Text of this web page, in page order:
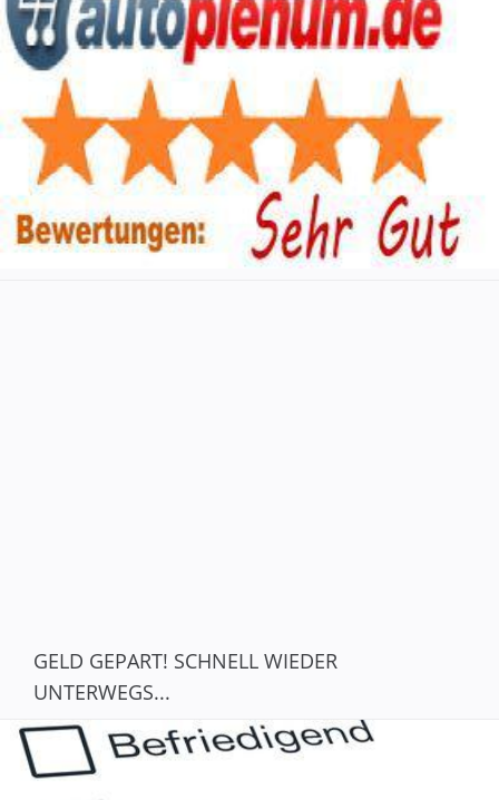
GELD GEPART! SCHNELL WIEDER
UNTERWEGS...